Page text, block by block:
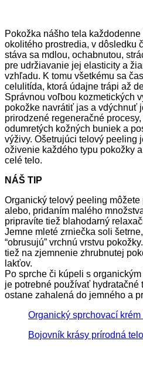
Pokožka nášho tela
okolitého prostredia, v dôsledku
stáva sa mdlou, ochabnutou,
pre udržiavanie jej elasticity a
vzhľadu. K tomu všetkému sa
celulitída, ktorá údajne trápi až
Správnou voľbou kozmetických
pokožke navrátiť jas a vdýchnuť
prirodzené regeneračné
odumretých kožných buniek a
výživy. Ošetrujúci telový peeling
oživenie každého typu pokožky
celé telo.
NÁŠ TIP
Organický telový peeling
alebo, pridaním malého
pripravíte tiež blahodarný
Jemne mleté zrniečka soli
“obrusujú” vrchnú vrstvu
tiež na zjemnenie zhrubnutej
lakťov.
Po sprche či kúpeli s
je potrebné používať hydratačné
ostane zahalená do jemného a
Organický sprchovací
Bojovník krásy prírodná